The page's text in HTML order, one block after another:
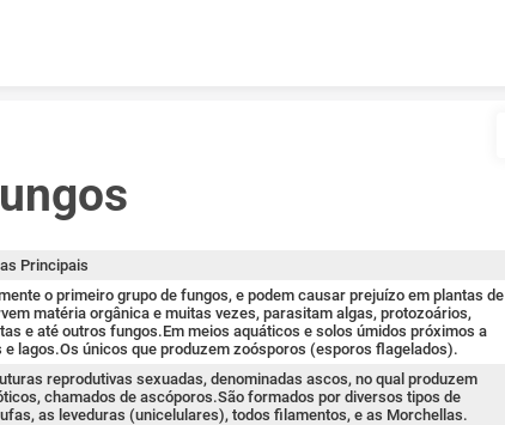
Principais
o primeiro grupo de fungos, e podem causar prejuízo em plantas de
matéria orgânica e muitas vezes, parasitam algas, protozoários,
e até outros fungos.Em meios aquáticos e solos úmidos próximos a
lagos.Os únicos que produzem zoósporos (esporos flagelados).
reprodutivas sexuadas, denominadas ascos, no qual produzem
chamados de ascóporos.São formados por diversos tipos de
as leveduras (unicelulares), todos filamentos, e as Morchellas.